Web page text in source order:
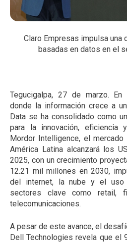
Claro Empresas impulsa una
basadas en datos en el
Tegucigalpa, 27 de marzo. En
donde la información crece a
Data se ha consolidado como
para la innovación, eficiencia
Mordor Intelligence, el
América Latina alcanzará los
2025, con un crecimiento
12.21 mil millones en 2030,
del internet, la nube y el
sectores clave como retail,
telecomunicaciones.
A pesar de este avance, el
Dell Technologies revela que el